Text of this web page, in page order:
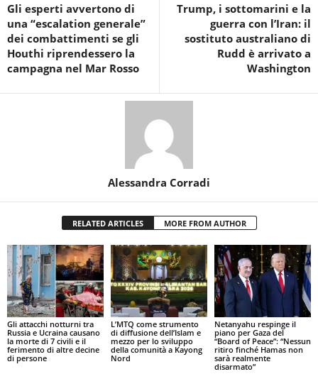
Gli esperti avvertono di
una “escalation generale”
dei combattimenti se gli
Houthi riprendessero la
campagna nel Mar Rosso
Trump, i sottomarini e la
guerra con l’Iran: il
sostituto australiano di
Rudd è arrivato a
Washington
Alessandra Corradi
RELATED ARTICLES MORE FROM AUTHOR
Gli attacchi notturni tra
Russia e Ucraina causano
la morte di 7 civili e il
ferimento di altre decine
di persone
L’MTQ come strumento
di diffusione dell’Islam e
mezzo per lo sviluppo
della comunità a Kayong
Nord
Netanyahu respinge il
piano per Gaza del
“Board of Peace”: “Nessun
ritiro finché Hamas non
sarà realmente
disarmato”